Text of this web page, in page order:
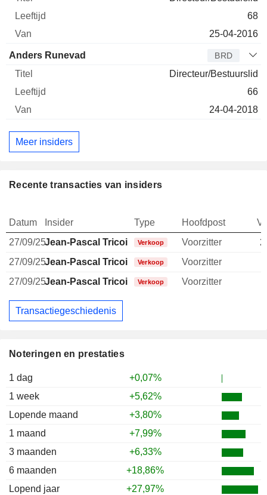
Noteringen en prestaties
1 dag
+0,07%
1 week
+5,62%
Lopende maand
+3,80%
1 maand
+7,99%
3 maanden
+6,33%
6 maanden
+18,86%
Lopend jaar
+27,97%
68
25-04-2016
Anders Runevad BRD
Directeur/Bestuurslid
66
24-04-2018
Meer insiders
Recente transacties van insiders
Datum Insider Type Hoofdpost
27/09/25Jean-Pascal Tricoire Verkoop Voorzitter
27/09/25Jean-Pascal Tricoire Verkoop Voorzitter
27/09/25Jean-Pascal Tricoire Verkoop Voorzitter
Transactiegeschiedenis